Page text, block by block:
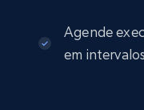
Agende
em